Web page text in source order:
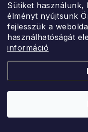
Sütiket használunk,
élményt nyújtsunk
fejlesszük a
használhatóságát
információ
Szűrő ovális